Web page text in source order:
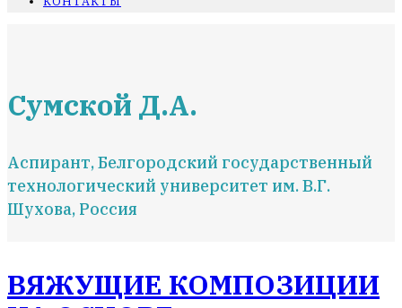
Сумской Д.А.
Аспирант, Белгородский государственный
технологический университет им. В.Г.
Шухова, Россия
ВЯЖУЩИЕ КОМПОЗИЦИИ